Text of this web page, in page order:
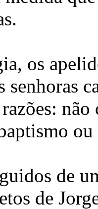
os
senhoras
de
de